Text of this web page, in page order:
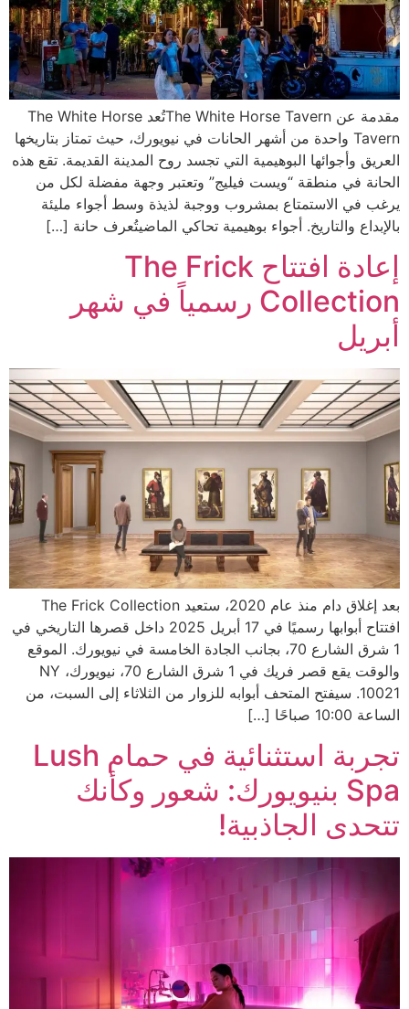
مقدمة عن The White Horse Tavernتُعد The White Horse
Tavern واحدة من أشهر الحانات في نيويورك، حيث تمتاز بتاريخها
العريق وأجوائها البوهيمية التي تجسد روح المدينة القديمة. تقع هذه
الحانة في منطقة “ويست فيليج” وتعتبر وجهة مفضلة لكل من
يرغب في الاستمتاع بمشروب ووجبة لذيذة وسط أجواء مليئة
بالإبداع والتاريخ. أجواء بوهيمية تحاكي الماضيتُعرف حانة […]
إعادة افتتاح The Frick
Collection رسمياً في شهر
أبريل
بعد إغلاق دام منذ عام 2020، ستعيد The Frick Collection
افتتاح أبوابها رسميًا في 17 أبريل 2025 داخل قصرها التاريخي في
1 شرق الشارع 70، بجانب الجادة الخامسة في نيويورك. الموقع
والوقت يقع قصر فريك في 1 شرق الشارع 70، نيويورك، NY
10021. سيفتح المتحف أبوابه للزوار من الثلاثاء إلى السبت، من
الساعة 10:00 صباحًا […]
تجربة استثنائية في حمام Lush
Spa بنيويورك: شعور وكأنك
تتحدى الجاذبية!